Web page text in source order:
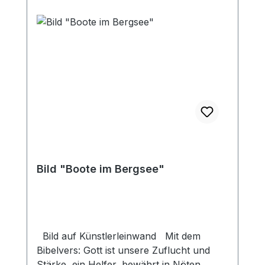
Bild "Boote im Bergsee"
Bild auf Künstlerleinwand Mit dem
Bibelvers: Gott ist unsere Zuflucht und